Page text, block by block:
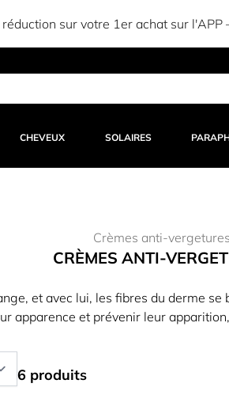
sur votre 1er achat sur l'APP
CHEVEUX SOLAIRES
Crèmes anti-vergetures
CRÈMES ANTI-
et avec lui, les fibres du derme
apparence et prévenir leur
6 produits